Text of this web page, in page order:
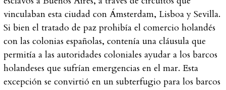
vinculaban esta ciudad con Ámsterdam, Lisboa y Sevilla.
Si bien el tratado de paz prohibía el comercio holandés
con las colonias españolas, contenía una cláusula que
permitía a las autoridades coloniales ayudar a los barcos
holandeses que sufrían emergencias en el mar. Esta
excepción se convirtió en un subterfugio para los barcos